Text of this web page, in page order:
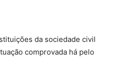
da sociedade civil
comprovada há pelo